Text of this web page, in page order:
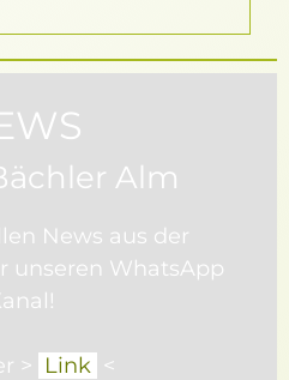
Alm
News aus der
unseren WhatsApp
> Link <